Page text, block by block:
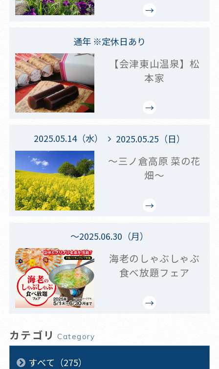
通年 ※定休日あり
【会津東山温泉】松
本家
2025.05.14（水） 2025.05.25（日）
～三ノ倉高原 菜の花
畑～
～2025.06.30（月）
海老のしゃぶしゃぶ
食べ放題フェア
カテゴリ Category
すべて（275）